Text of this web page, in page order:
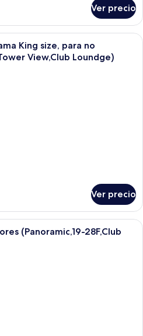
Ver precio
Un comedor moderno con techos
King size, para no
View,Club Loundge)
Ver precio
Un restaurante moderno con largas
(Panoramic,19-28F,Club